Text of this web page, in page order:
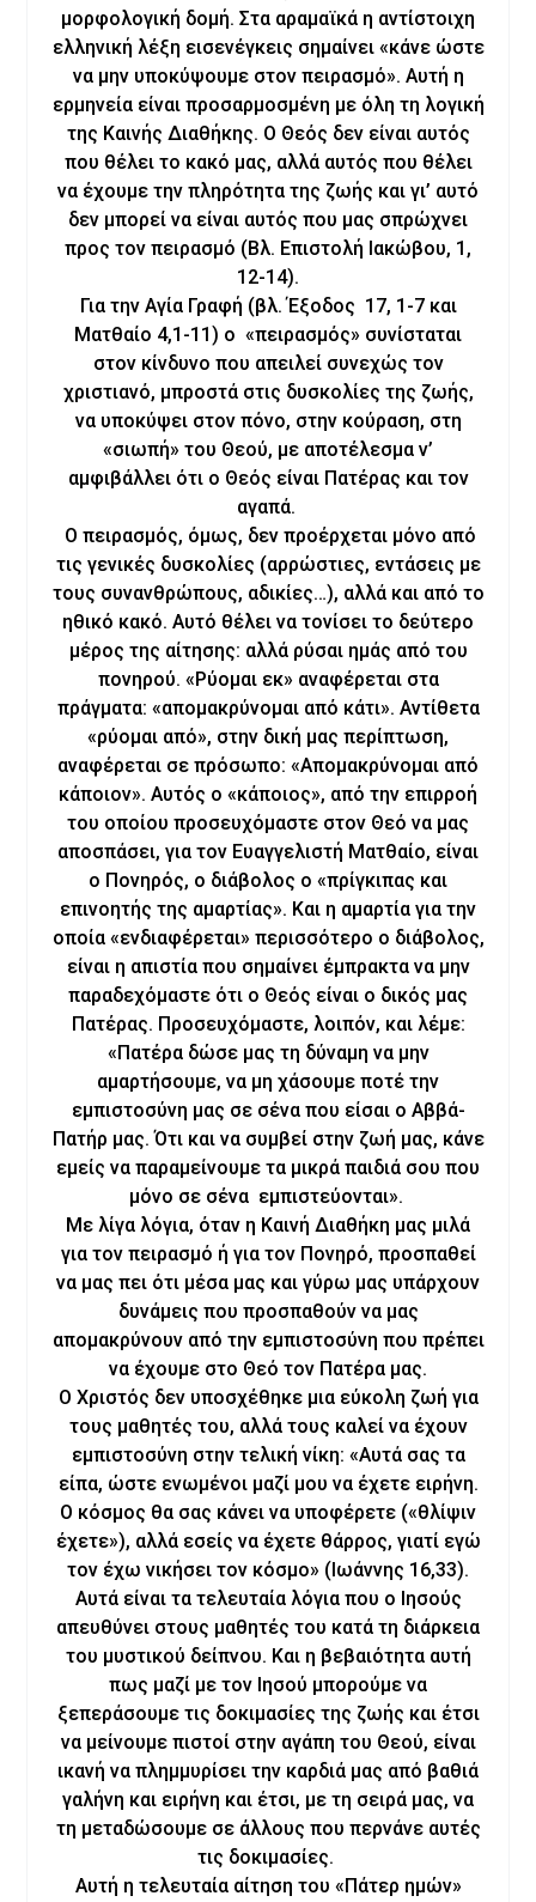
μορφολογική δομή. Στα αραμαϊκά η αντίστοιχη
ελληνική λέξη εισενέγκεις σημαίνει «κάνε ώστε
να μην υποκύψουμε στον πειρασμό». Αυτή η
ερμηνεία είναι προσαρμοσμένη με όλη τη λογική
της Καινής Διαθήκης. Ο Θεός δεν είναι αυτός
που θέλει το κακό μας, αλλά αυτός που θέλει
να έχουμε την πληρότητα της ζωής και γι’ αυτό
δεν μπορεί να είναι αυτός που μας σπρώχνει
προς τον πειρασμό (Βλ. Επιστολή Ιακώβου, 1,
12-14).
Για την Αγία Γραφή (βλ. Έξοδος 17, 1-7 και
Ματθαίο 4,1-11) ο «πειρασμός» συνίσταται
στον κίνδυνο που απειλεί συνεχώς τον
χριστιανό, μπροστά στις δυσκολίες της ζωής,
να υποκύψει στον πόνο, στην κούραση, στη
«σιωπή» του Θεού, με αποτέλεσμα ν’
αμφιβάλλει ότι ο Θεός είναι Πατέρας και τον
αγαπά.
Ο πειρασμός, όμως, δεν προέρχεται μόνο από
τις γενικές δυσκολίες (αρρώστιες, εντάσεις με
τους συνανθρώπους, αδικίες…), αλλά και από το
ηθικό κακό. Αυτό θέλει να τονίσει το δεύτερο
μέρος της αίτησης: αλλά ρύσαι ημάς από του
πονηρού. «Ρύομαι εκ» αναφέρεται στα
πράγματα: «απομακρύνομαι από κάτι». Αντίθετα
«ρύομαι από», στην δική μας περίπτωση,
αναφέρεται σε πρόσωπο: «Απομακρύνομαι από
κάποιον». Αυτός ο «κάποιος», από την επιρροή
του οποίου προσευχόμαστε στον Θεό να μας
αποσπάσει, για τον Ευαγγελιστή Ματθαίο, είναι
ο Πονηρός, ο διάβολος ο «πρίγκιπας και
επινοητής της αμαρτίας». Και η αμαρτία για την
οποία «ενδιαφέρεται» περισσότερο ο διάβολος,
είναι η απιστία που σημαίνει έμπρακτα να μην
παραδεχόμαστε ότι ο Θεός είναι ο δικός μας
Πατέρας. Προσευχόμαστε, λοιπόν, και λέμε:
«Πατέρα δώσε μας τη δύναμη να μην
αμαρτήσουμε, να μη χάσουμε ποτέ την
εμπιστοσύνη μας σε σένα που είσαι ο Αββά-
Πατήρ μας. Ότι και να συμβεί στην ζωή μας, κάνε
εμείς να παραμείνουμε τα μικρά παιδιά σου που
μόνο σε σένα εμπιστεύονται».
Με λίγα λόγια, όταν η Καινή Διαθήκη μας μιλά
για τον πειρασμό ή για τον Πονηρό, προσπαθεί
να μας πει ότι μέσα μας και γύρω μας υπάρχουν
δυνάμεις που προσπαθούν να μας
απομακρύνουν από την εμπιστοσύνη που πρέπει
να έχουμε στο Θεό τον Πατέρα μας.
Ο Χριστός δεν υποσχέθηκε μια εύκολη ζωή για
τους μαθητές του, αλλά τους καλεί να έχουν
εμπιστοσύνη στην τελική νίκη: «Αυτά σας τα
είπα, ώστε ενωμένοι μαζί μου να έχετε ειρήνη.
Ο κόσμος θα σας κάνει να υποφέρετε («θλίψιν
έχετε»), αλλά εσείς να έχετε θάρρος, γιατί εγώ
τον έχω νικήσει τον κόσμο» (Ιωάννης 16,33).
Αυτά είναι τα τελευταία λόγια που ο Ιησούς
απευθύνει στους μαθητές του κατά τη διάρκεια
του μυστικού δείπνου. Και η βεβαιότητα αυτή
πως μαζί με τον Ιησού μπορούμε να
ξεπεράσουμε τις δοκιμασίες της ζωής και έτσι
να μείνουμε πιστοί στην αγάπη του Θεού, είναι
ικανή να πλημμυρίσει την καρδιά μας από βαθιά
γαλήνη και ειρήνη και έτσι, με τη σειρά μας, να
τη μεταδώσουμε σε άλλους που περνάνε αυτές
τις δοκιμασίες.
Αυτή η τελευταία αίτηση του «Πάτερ ημών»